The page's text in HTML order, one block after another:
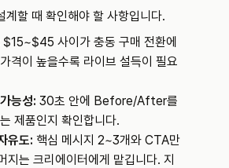
계할 때 확인해야 할 사항입니다.
$15~$45 사이가 충동 구매 전환에
격이 높을수록 라이브 설득이 필요
능성: 30초 안에 Before/After를
제품인지 확인합니다.
유도: 핵심 메시지 2~3개와 CTA만
지는 크리에이터에게 맡깁니다. 지